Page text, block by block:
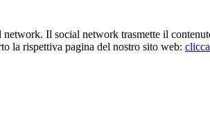
Il social network trasmette il
la rispettiva pagina del nostro sito web: